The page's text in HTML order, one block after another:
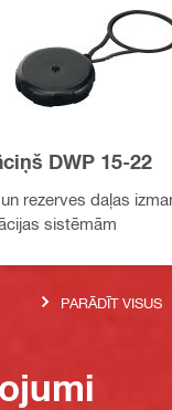
DWP 15-22
rezerves daļas
sistēmām
PARĀDĪT VISUS